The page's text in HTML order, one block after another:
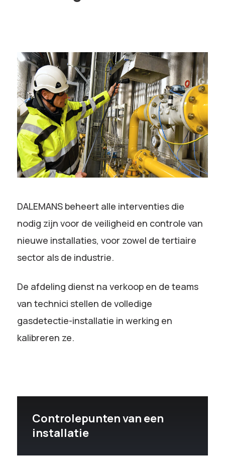
DALEMANS beheert alle interventies die
nodig zijn voor de veiligheid en controle van
nieuwe installaties, voor zowel de tertiaire
sector als de industrie.
De afdeling dienst na verkoop en de teams
van technici stellen de volledige
gasdetectie-installatie in werking en
kalibreren ze.
Controlepunten van een
installatie